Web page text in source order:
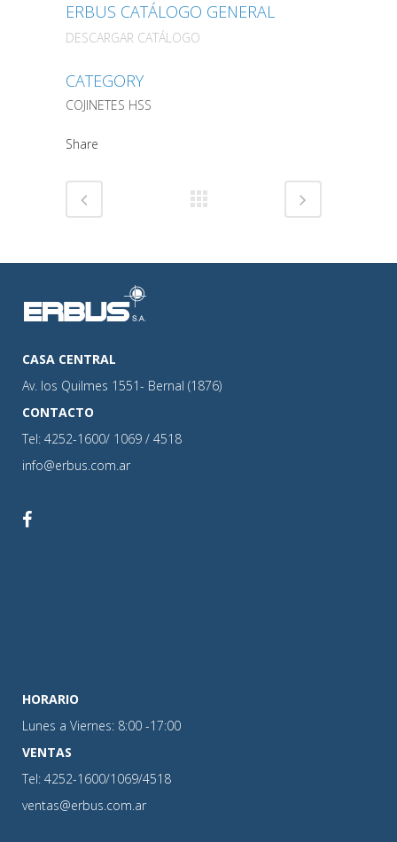
ERBUS CATÁLOGO GENERAL
DESCARGAR CATÁLOGO
CATEGORY
COJINETES HSS
Share
CASA CENTRAL
Av. los Quilmes 1551- Bernal (1876)
CONTACTO
Tel: 4252-1600/ 1069 / 4518
info@erbus.com.ar
HORARIO
Lunes a Viernes: 8:00 -17:00
VENTAS
Tel: 4252-1600/1069/4518
ventas@erbus.com.ar